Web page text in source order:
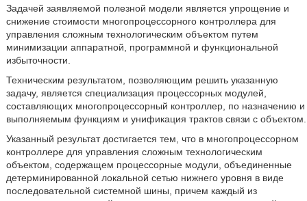
Задачей заявляемой полезной модели является упрощение и
снижение стоимости многопроцессорного контроллера для
управления сложным технологическим объектом путем
минимизации аппаратной, программной и функциональной
избыточности.
Техническим результатом, позволяющим решить указанную
задачу, является специализация процессорных модулей,
составляющих многопроцессорный контроллер, по назначению и
выполняемым функциям и унификация трактов связи с объектом.
Указанный результат достигается тем, что в многопроцессорном
контроллере для управления сложным технологическим
объектом, содержащем процессорные модули, объединенные
детерминированной локальной сетью нижнего уровня в виде
последовательной системной шины, причем каждый из